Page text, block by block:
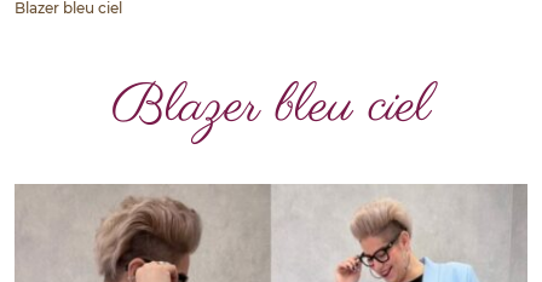
Blazer bleu ciel
Blazer bleu ciel